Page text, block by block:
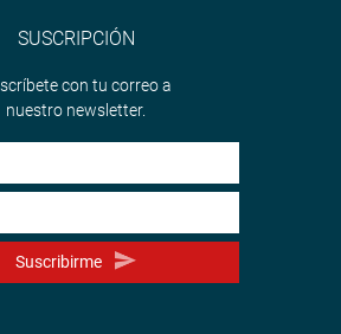
SUSCRIPCIÓN
con tu correo a
nuestro newsletter.
Suscribirme